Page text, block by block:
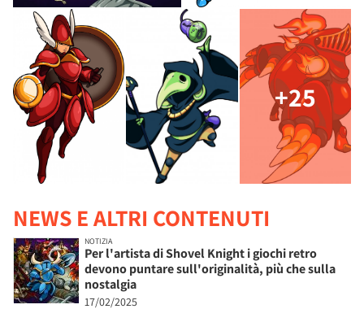
+25
NEWS E ALTRI CONTENUTI
NOTIZIA
Per l'artista di Shovel Knight i giochi retro
devono puntare sull'originalità, più che sulla
nostalgia
17/02/2025